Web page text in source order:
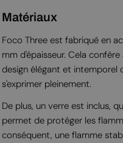
Matériaux
Foco Three est fabriqué en
mm d'épaisseur. Cela
design élégant et intemporel
s'exprimer pleinement.
De plus, un verre est inclus,
permet de protéger les
conséquent, une flamme